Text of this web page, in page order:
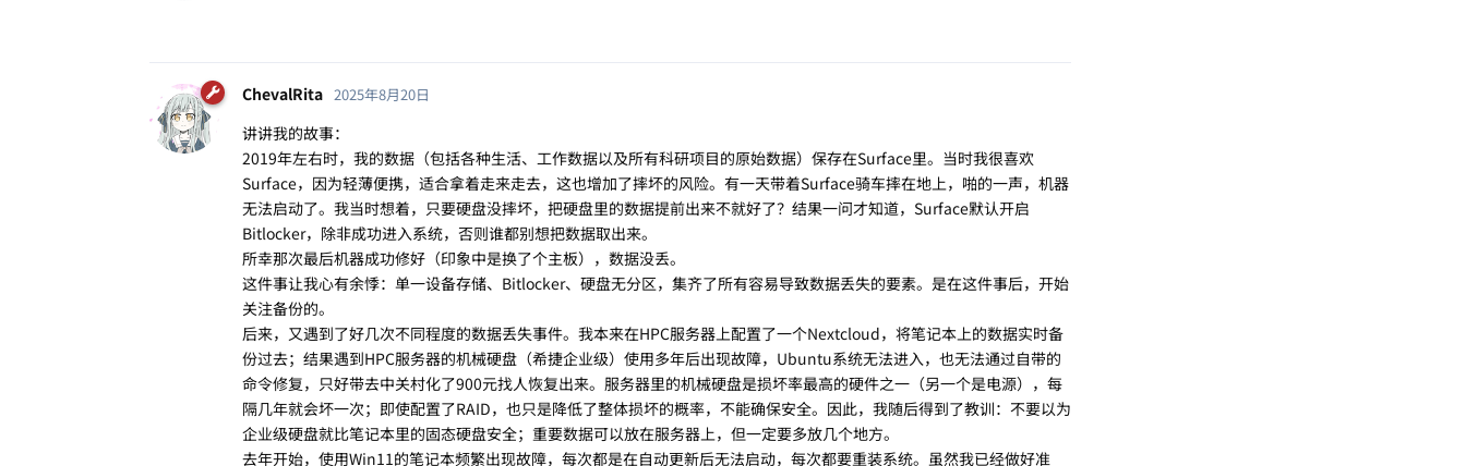
ChevalRita 2025年8月20日
讲讲我的故事：
2019年左右时，我的数据（包括各种生活、工作数据以及所有科研项目的原始数据）保存在Surface里。当时我很喜欢
Surface，因为轻薄便携，适合拿着走来走去，这也增加了摔坏的风险。有一天带着Surface骑车摔在地上，啪的一声，机器
无法启动了。我当时想着，只要硬盘没摔坏，把硬盘里的数据提前出来不就好了？结果一问才知道，Surface默认开启
Bitlocker，除非成功进入系统，否则谁都别想把数据取出来。
所幸那次最后机器成功修好（印象中是换了个主板），数据没丢。
这件事让我心有余悸：单一设备存储、Bitlocker、硬盘无分区，集齐了所有容易导致数据丢失的要素。是在这件事后，开始
关注备份的。
后来，又遇到了好几次不同程度的数据丢失事件。我本来在HPC服务器上配置了一个Nextcloud，将笔记本上的数据实时备
份过去；结果遇到HPC服务器的机械硬盘（希捷企业级）使用多年后出现故障，Ubuntu系统无法进入，也无法通过自带的
命令修复，只好带去中关村化了900元找人恢复出来。服务器里的机械硬盘是损坏率最高的硬件之一（另一个是电源），每
隔几年就会坏一次；即使配置了RAID，也只是降低了整体损坏的概率，不能确保安全。因此，我随后得到了教训：不要以为
企业级硬盘就比笔记本里的固态硬盘安全；重要数据可以放在服务器上，但一定要多放几个地方。
去年开始，使用Win11的笔记本频繁出现故障，每次都是在自动更新后无法启动，每次都要重装系统。虽然我已经做好准